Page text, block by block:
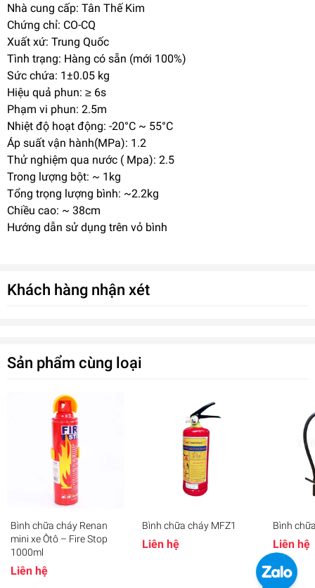
Nhà cung cấp: Tân Thế Kim
Chứng chỉ: CO-CQ
Xuất xứ: Trung Quốc
Tình trạng: Hàng có sẵn (mới 100%)
Sức chứa: 1±0.05 kg
Hiệu quả phun: ≥ 6s
Phạm vi phun: 2.5m
Nhiệt độ hoạt động: -20°C ~ 55°C
Áp suất vận hành(MPa): 1.2
Thử nghiệm qua nước ( Mpa): 2.5
Trong lượng bột: ~ 1kg
Tổng trọng lượng bình: ~2.2kg
Chiều cao: ~ 38cm
Hướng dẫn sử dụng trên vỏ bình
Khách hàng nhận xét
Sản phẩm cùng loại
Bình chữa cháy Renan
mini xe Ôtô – Fire Stop
1000ml
Liên hệ
Bình chữa cháy MFZ1
Liên hệ
Bình
Liên hệ
Bình chữa cháy xách tay bột ABC MFZL1